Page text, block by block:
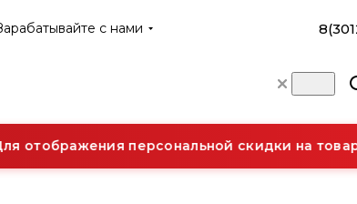
с нами
отображения персональной скидки на